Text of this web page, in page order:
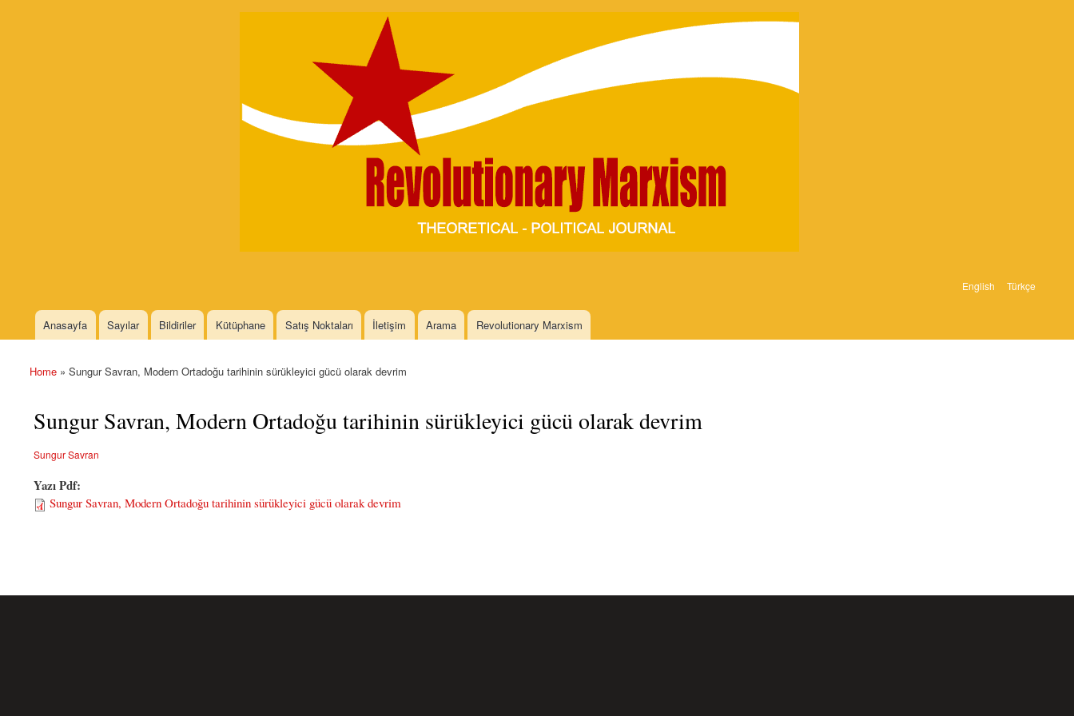
Skip to
English Türkçe
Main menu
Anasayfa Sayılar Bildiriler Kütüphane Satış Noktaları İletişim Arama Revolutionary Marxism
You are here
Home » Sungur Savran, Modern Ortadoğu tarihinin sürükleyici gücü olarak devrim
Sungur Savran, Modern Ortadoğu tarihinin sürükleyici gücü olarak devrim
Sungur Savran
Yazı Pdf:
Sungur Savran, Modern Ortadoğu tarihinin sürükleyici gücü olarak devrim